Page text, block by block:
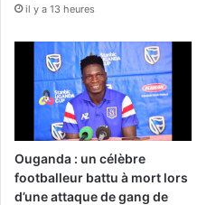
il y a 13 heures
Ouganda : un célèbre
footballeur battu à mort lors
d’une attaque de gang de